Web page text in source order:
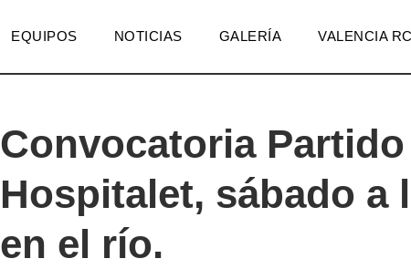
EQUIPOS NOTICIAS GALERÍA VALENCIA
Convocatoria Partido
Hospitalet, sábado a
en el río.